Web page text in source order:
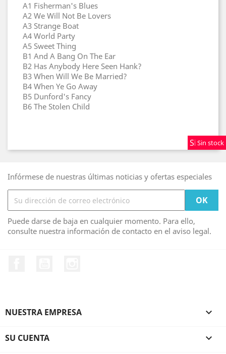
Sin stock
Sin stock
Sin stock
A1 Fisherman's Blues
A2 We Will Not Be Lovers
A3 Strange Boat
A4 World Party
A5 Sweet Thing
B1 And A Bang On The Ear
B2 Has Anybody Here Seen Hank?
B3 When Will We Be Married?
B4 When Ye Go Away
B5 Dunford's Fancy
B6 The Stolen Child
Infórmese de nuestras últimas noticias y ofertas especiales
Puede darse de baja en cualquier momento. Para ello,
consulte nuestra información de contacto en el aviso legal.
NUESTRA EMPRESA 
SU CUENTA 